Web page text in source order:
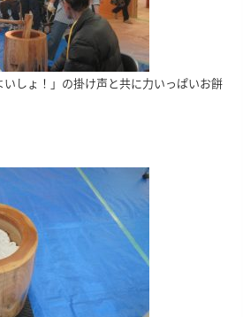
しょ！」の掛け声と共に力いっぱいお餅